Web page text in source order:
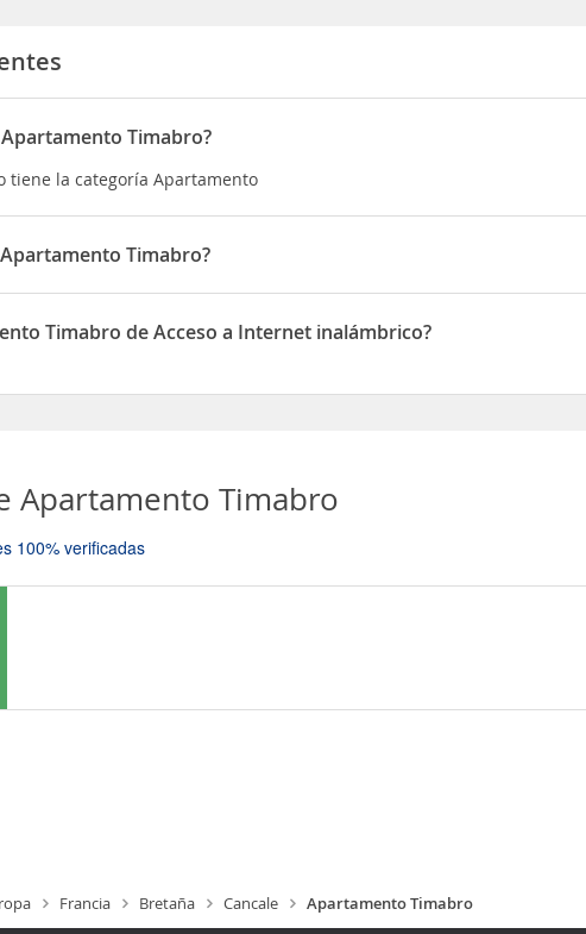
Timabro?
tiene la categoría Apartamento
Timabro?
está situado en Jean Marie Savatte
Timabro de Acceso a Internet inalámbrico?
Apartamento Timabro
100% verificadas
Francia Bretaña Cancale Apartamento Timabro